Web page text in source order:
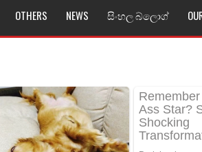
ගීතයේ පද පෙළ
Lyrics - බෙන්තර පාලමේ ගීතයේ පද පෙළ
Lyrics - සඳ බැබලෙන ගීතයේ පද පෙළ
OTHERS NEWS සිංහල බ්ලොග්